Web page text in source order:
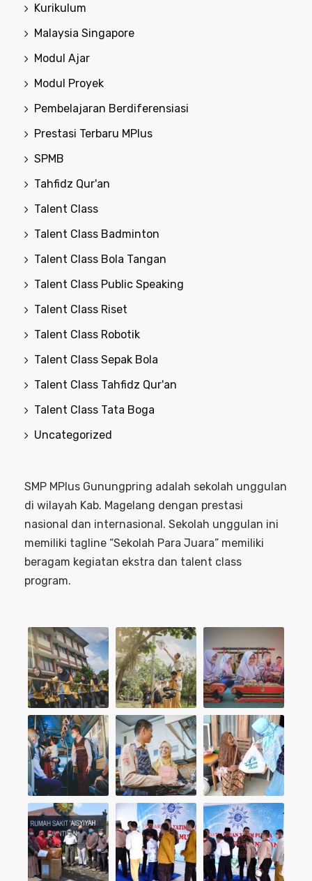
Kurikulum
Malaysia Singapore
Modul Ajar
Modul Proyek
Pembelajaran Berdiferensiasi
Prestasi Terbaru MPlus
SPMB
Tahfidz Qur'an
Talent Class
Talent Class Badminton
Talent Class Bola Tangan
Talent Class Public Speaking
Talent Class Riset
Talent Class Robotik
Talent Class Sepak Bola
Talent Class Tahfidz Qur'an
Talent Class Tata Boga
Uncategorized
SMP MPlus Gunungpring adalah sekolah unggulan
di wilayah Kab. Magelang dengan prestasi
nasional dan internasional. Sekolah unggulan ini
memiliki tagline “Sekolah Para Juara” memiliki
beragam kegiatan ekstra dan talent class
program.